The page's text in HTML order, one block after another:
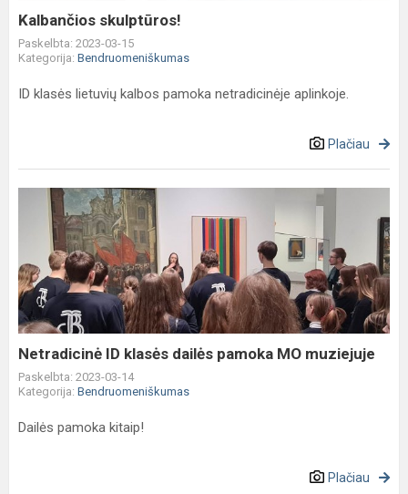
Kalbančios skulptūros!
Paskelbta: 2023-03-15
Kategorija: Bendruomeniškumas
ID klasės lietuvių kalbos pamoka netradicinėje aplinkoje.
Plačiau
Netradicinė
klasės
dailės
pamoka
MO
muziejuje
Netradicinė ID klasės dailės pamoka MO muziejuje
Paskelbta: 2023-03-14
Kategorija: Bendruomeniškumas
Dailės pamoka kitaip!
Plačiau